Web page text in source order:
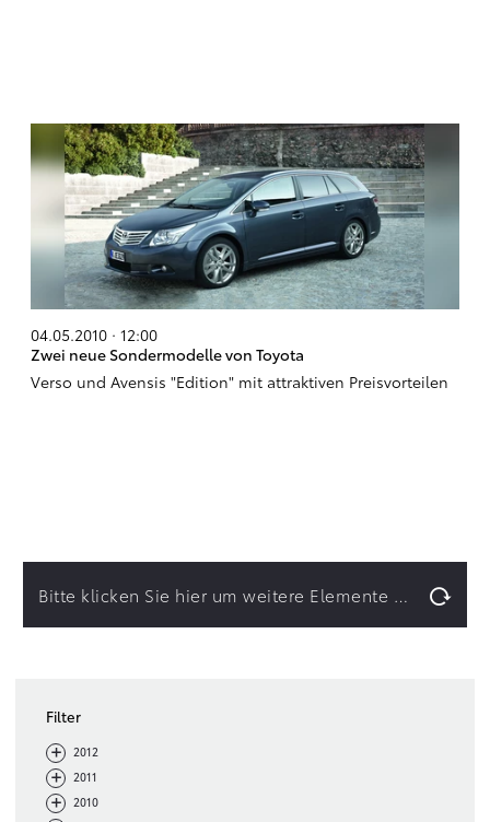
04.05.2010 · 12:00
Zwei neue Sondermodelle von Toyota
Verso und Avensis "Edition" mit attraktiven Preisvorteilen
Bitte klicken Sie hier um weitere Elemente zu laden.
Filter
+- 2012
+- 2011
+- 2010